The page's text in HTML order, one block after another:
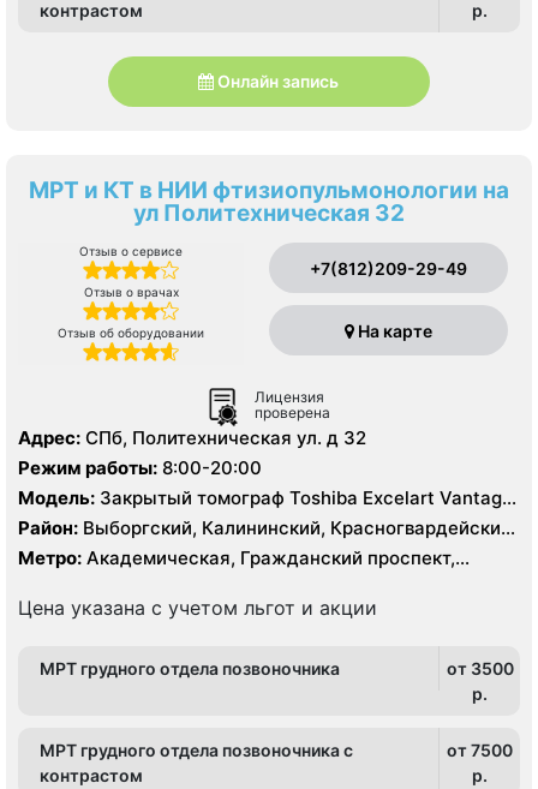
контрастом p.
Онлайн запись
МРТ и КТ в НИИ фтизиопульмонологии на
ул Политехническая 32
Отзыв о сервисе
Отзыв о врачах
Отзыв об оборудовании
+7(812)209-29-49
На карте
Лицензия
проверена
Адрес: СПб, Политехническая ул. д 32
Режим работы: 8:00-20:00
Модель: Закрытый томограф Toshiba Excelart Vantage
1.5 Тесла, КТ Toshiba Aquilion 32 среза, КТ Toshiba
Prime 160 срезов
Район: Выборгский, Калининский, Красногвардейский,
Приморский
Метро: Академическая, Гражданский проспект,
Площадь Мужества, Политехническая, Проспект
Просвещения
Цена указана с учетом льгот и акции
МРТ грудного отдела позвоночника
от 3500
p.
МРТ грудного отдела позвоночника с
контрастом
от 7500
p.